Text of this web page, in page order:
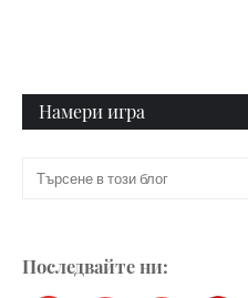
Намери игра
Последвайте ни: